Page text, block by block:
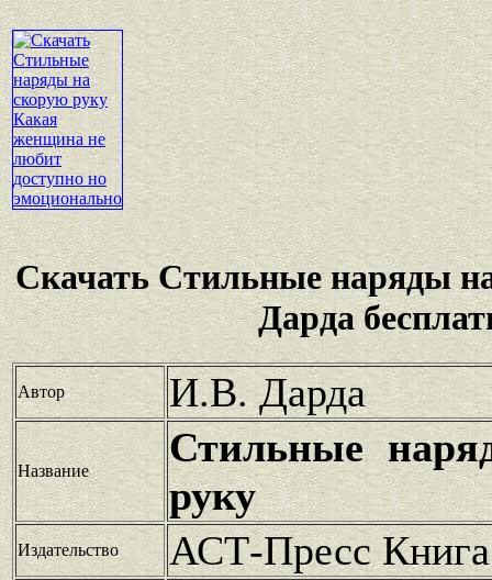
Скачать Стильные наряды
Дарда
Автор И.В. Дарда
Название
Стильные
руку
Издательство АСТ-Пресс Книга